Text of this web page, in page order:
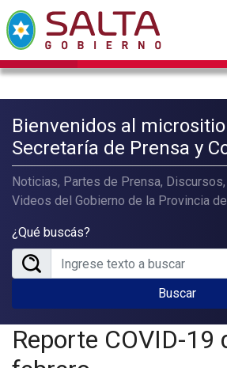
Bienvenidos al
Secretaría de Prensa y
Noticias, Partes de Prensa,
Videos del Gobierno de la Provincia
¿Qué buscás?
Buscar
Reporte COVID-19